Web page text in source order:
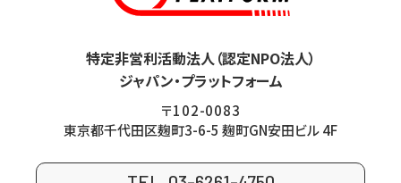
特定非営利活動法人（認定NPO法人）
ジャパン・プラットフォーム
〒102-0083
東京都千代田区麹町3-6-5 麹町GN安田ビル 4F